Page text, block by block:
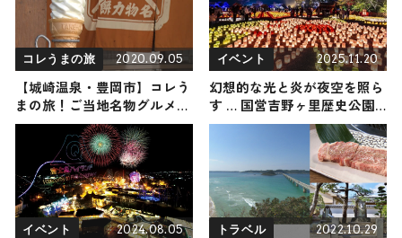
コレうまの旅 2020.09.05
【城崎温泉・豊岡市】コレう
まの旅！ご当地名物グルメを
お届け
イベント 2025.11.20
幻想的な光と炎が夜空を照ら
す … 国営吉野ヶ里歴史公園
でライトアップイベント「吉
野ヶ里 光の響」が11月29日か
ら開催
イベント 2024.08.05 トラベル 2022.10.29